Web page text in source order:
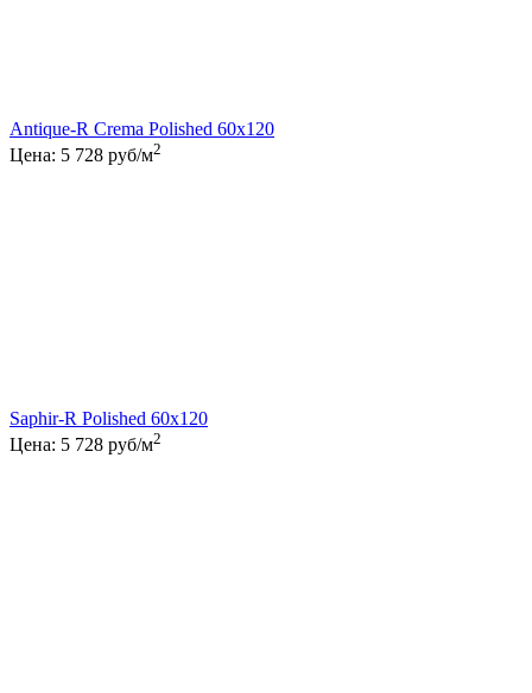
Antique-R Crema Polished 60x120
Цена: 5 728 руб/м2
Saphir-R Polished 60x120
Цена: 5 728 руб/м2